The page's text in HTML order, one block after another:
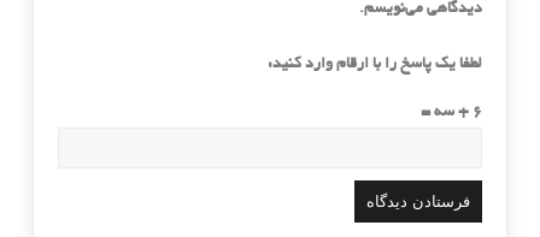
دیدگاهی می‌نویسم.
لطفا یک پاسخ را با ارقام وارد کنید:
6 + سه =